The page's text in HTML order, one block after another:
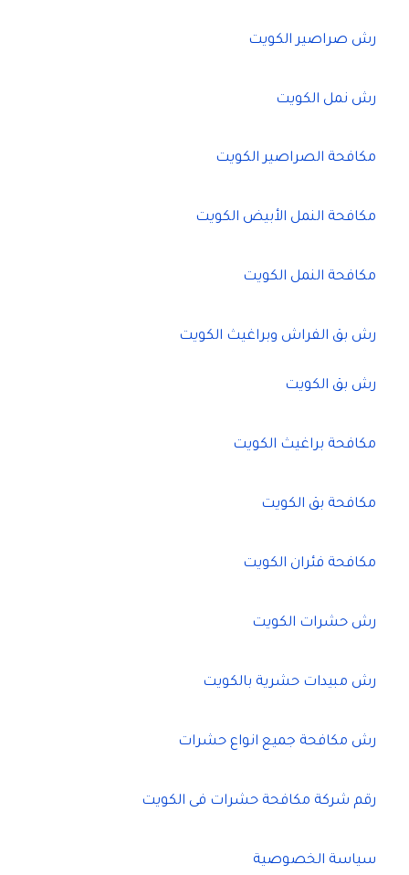
رش صراصير الكويت
رش نمل الكويت
مكافحة الصراصير الكويت
مكافحة النمل الأبيض الكويت
مكافحة النمل الكويت
رش بق الفراش وبراغيث الكويت
رش بق الكويت
مكافحة براغيث الكويت
مكافحة بق الكويت
مكافحة فئران الكويت
رش حشرات الكويت
رش مبيدات حشرية بالكويت
رش مكافحة جميع انواع حشرات
رقم شركة مكافحة حشرات فى الكويت
سياسة الخصوصية